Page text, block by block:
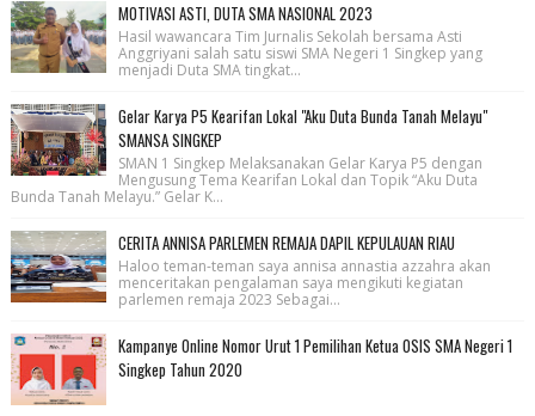
MOTIVASI ASTI, DUTA SMA NASIONAL 2023
Hasil wawancara Tim Jurnalis Sekolah bersama Asti
Anggriyani salah satu siswi SMA Negeri 1 Singkep yang
menjadi Duta SMA tingkat...
Gelar Karya P5 Kearifan Lokal "Aku Duta Bunda Tanah Melayu"
SMANSA SINGKEP
SMAN 1 Singkep Melaksanakan Gelar Karya P5 dengan
Mengusung Tema Kearifan Lokal dan Topik “Aku Duta
Bunda Tanah Melayu.” Gelar K...
CERITA ANNISA PARLEMEN REMAJA DAPIL KEPULAUAN RIAU
Haloo teman-teman saya annisa annastia azzahra akan
menceritakan pengalaman saya mengikuti kegiatan
parlemen remaja 2023 Sebagai...
Kampanye Online Nomor Urut 1 Pemilihan Ketua OSIS SMA Negeri 1
Singkep Tahun 2020